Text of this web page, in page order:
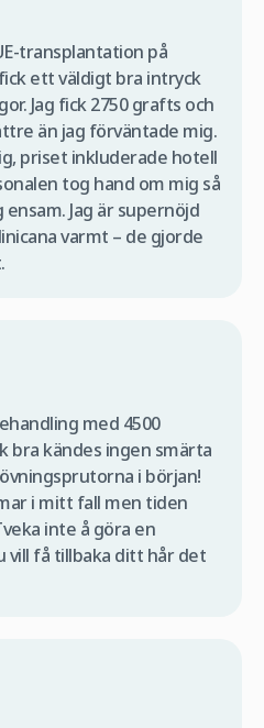
transplantation på
ett väldigt bra intryck
Jag fick 2750 grafts och
än jag förväntade mig.
priset inkluderade hotell
tog hand om mig så
Jag är supernöjd
varmt – de gjorde
med 4500
bra kändes ingen smärta
i början!
i mitt fall men tiden
inte å göra en
vill få tillbaka ditt hår det